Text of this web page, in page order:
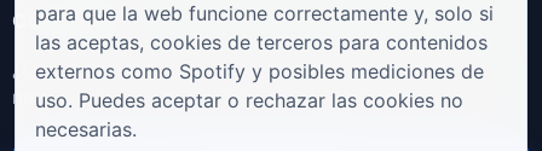
COLABORA
¿Eres artista, manager, sello o promotor? Envíanos tus
novedades, galas, entrevistas o propuestas musicales.
para que la web funcione correctamente y, solo si
las aceptas, cookies de terceros para contenidos
externos como Spotify y posibles mediciones de
uso. Puedes aceptar o rechazar las cookies no
necesarias.